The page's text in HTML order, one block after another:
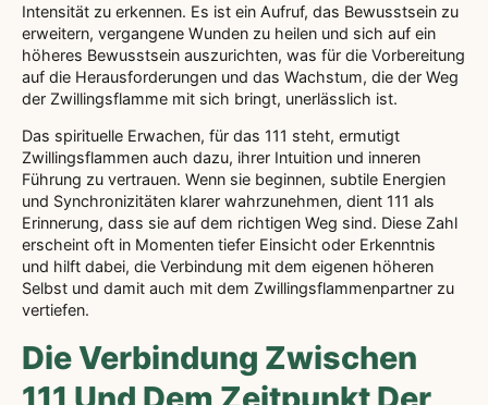
Intensität zu erkennen. Es ist ein Aufruf, das Bewusstsein zu
erweitern, vergangene Wunden zu heilen und sich auf ein
höheres Bewusstsein auszurichten, was für die Vorbereitung
auf die Herausforderungen und das Wachstum, die der Weg
der Zwillingsflamme mit sich bringt, unerlässlich ist.
Das spirituelle Erwachen, für das 111 steht, ermutigt
Zwillingsflammen auch dazu, ihrer Intuition und inneren
Führung zu vertrauen. Wenn sie beginnen, subtile Energien
und Synchronizitäten klarer wahrzunehmen, dient 111 als
Erinnerung, dass sie auf dem richtigen Weg sind. Diese Zahl
erscheint oft in Momenten tiefer Einsicht oder Erkenntnis
und hilft dabei, die Verbindung mit dem eigenen höheren
Selbst und damit auch mit dem Zwillingsflammenpartner zu
vertiefen.
Die Verbindung Zwischen